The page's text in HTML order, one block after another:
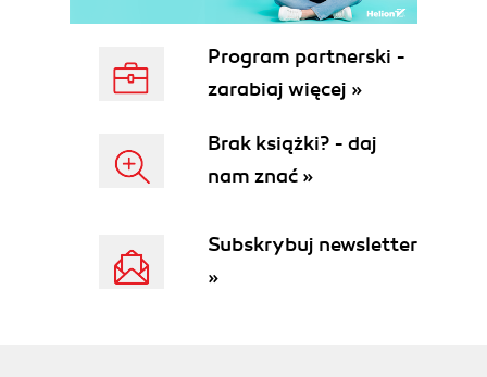
Program partnerski -
zarabiaj więcej »
Brak książki? - daj
nam znać »
Subskrybuj newsletter
»